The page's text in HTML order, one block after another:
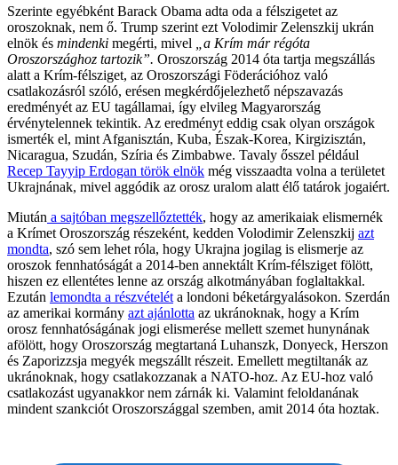
Szerinte egyébként Barack Obama adta oda a félszigetet az
oroszoknak, nem ő. Trump szerint ezt Volodimir Zelenszkij ukrán
elnök és mindenki megérti, mivel
„a Krím már régóta
Oroszországhoz tartozik”. Oroszország 2014 óta tartja megszállás
alatt a Krím-félsziget, az Oroszországi Föderációhoz való
csatlakozásról szóló, erésen megkérdőjelezhető népszavazás
eredményét az EU tagállamai, így elvileg Magyarország
érvénytelennek tekintik. Az eredményt eddig csak olyan országok
ismerték el, mint Afganisztán, Kuba, Észak-Korea, Kirgizisztán,
Nicaragua, Szudán, Szíria és Zimbabwe. Tavaly ősszel például
Recep Tayyip Erdogan török elnök még visszaadta volna a területet
Ukrajnának, mivel aggódik az orosz uralom alatt élő tatárok jogaiért.
Miután a sajtóban megszellőztették, hogy az amerikaiak elismernék
a Krímet Oroszország részeként, kedden Volodimir Zelenszkij azt
mondta, szó sem lehet róla, hogy Ukrajna jogilag is elismerje az
oroszok fennhatóságát a 2014-ben annektált Krím-félsziget fölött,
hiszen ez ellentétes lenne az ország alkotmányában foglaltakkal.
Ezután lemondta a részvételét a londoni béketárgyalásokon. Szerdán
az amerikai kormány azt ajánlotta az ukránoknak, hogy a Krím
orosz fennhatóságának jogi elismerése mellett szemet hunynának
afölött, hogy Oroszország megtartaná Luhanszk, Donyeck, Herszon
és Zaporizzsja megyék megszállt részeit. Emellett megtiltanák az
ukránoknak, hogy csatlakozzanak a NATO-hoz. Az EU-hoz való
csatlakozást ugyanakkor nem zárnák ki. Valamint feloldanának
mindent szankciót Oroszországgal szemben, amit 2014 óta hoztak.